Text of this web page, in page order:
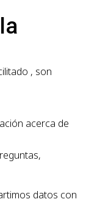
, son
acerca de
datos con